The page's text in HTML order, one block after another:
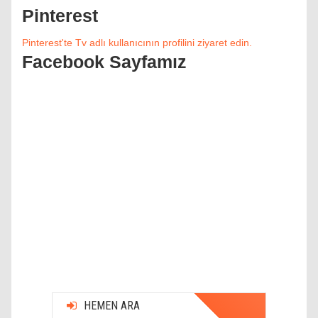
Pinterest
Pinterest'te Tv adlı kullanıcının profilini ziyaret edin.
Facebook Sayfamız
HEMEN ARA